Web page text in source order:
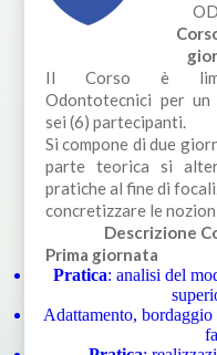
Il Corso è
Odontotecnici per un
sei (6) partecipanti.
Si compone di due
parte teorica si
pratiche al fine di
concretizzare le
Descrizione
Prima giornata
Pratica: analisi del
Adattamento,